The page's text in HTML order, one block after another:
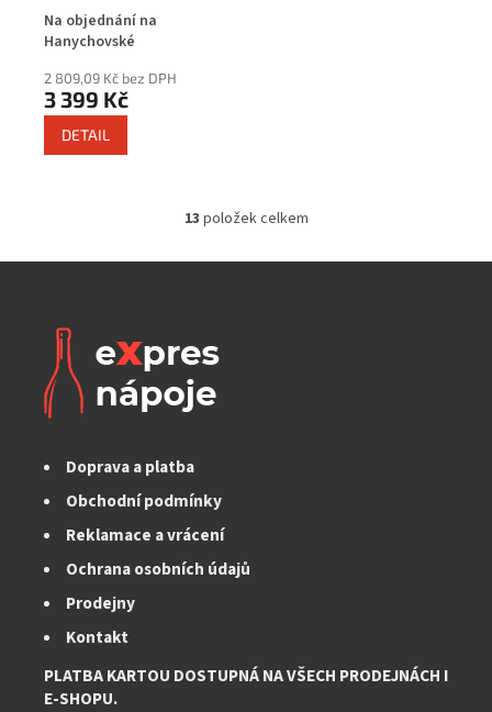
Na objednání na
Hanychovské
2 809,09 Kč bez DPH
3 399 Kč
DETAIL
O
l
i
s
13 položek celkem
Doprava a platba
Obchodní podmínky
Reklamace a vrácení
Ochrana osobních údajů
Prodejny
Kontakt
PLATBA KARTOU DOSTUPNÁ NA VŠECH PRODEJNÁCH I
E-SHOPU.